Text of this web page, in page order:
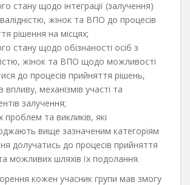
стану щодо інтеграції (залучення)
жінок та ВПО до процесів
рішення на місцях;
стану щодо обізнаності осіб з
жінок та ВПО щодо можливості
до процесів прийняття рішень,
впливу, механізмів участі та
залучення;
проблем та викликів, які
вище зазначеним категоріям
долучатись до процесів прийняття
можливих шляхів їх подолання.
кожен учасник групи мав змогу